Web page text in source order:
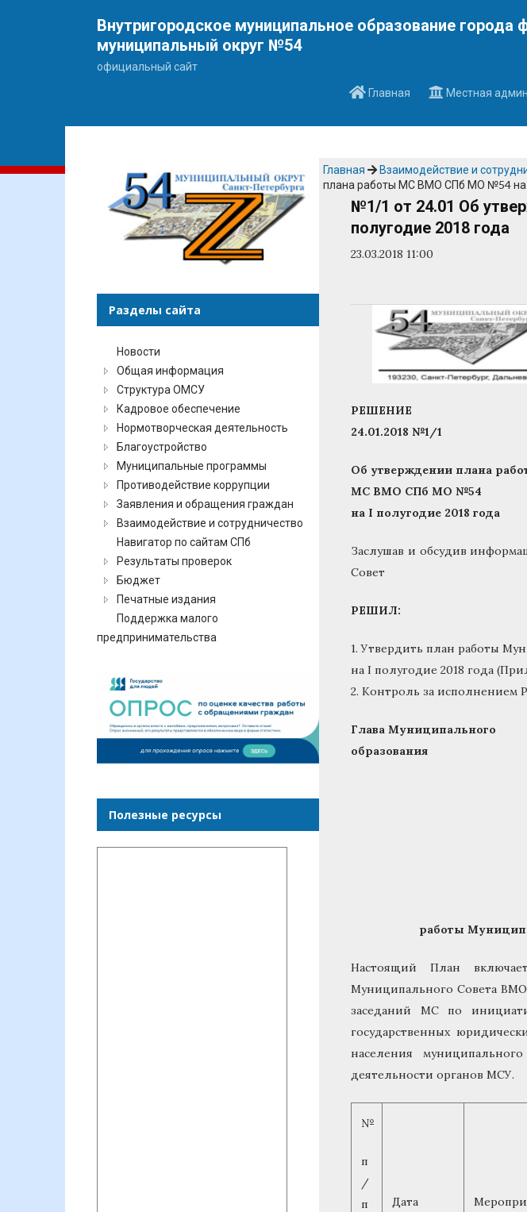
Внутригородское муниципальное образование города
муниципальный округ №54
официальный сайт
Главная
Местная
Главная Взаимодействие и
плана работы МС ВМО СПб МО №54 на
№1/1 от 24.01 Об
полугодие 2018 года
23.03.2018 11:00
РЕШЕНИЕ
24.01.2018 №1/1
Об утверждении плана
МС ВМО СПб МО №54
на I полугодие 2018 года
Заслушав и обсудив
Совет
РЕШИЛ:
1. Утвердить план работы
на I полугодие 2018 года
2. Контроль за исполнением
Глава Муниципального
работы
Настоящий План
Муниципального Совета
заседаний МС по
государственных
населения
деятельности органов МСУ.
№
п
/
п
Дата
Разделы сайта
Новости
Общая информация
Структура ОМСУ
Кадровое обеспечение
Нормотворческая деятельность
Благоустройство
Муниципальные программы
Противодействие коррупции
Заявления и обращения граждан
Взаимодействие и сотрудничество
Навигатор по сайтам СПб
Результаты проверок
Бюджет
Печатные издания
Поддержка малого
предпринимательства
Полезные ресурсы